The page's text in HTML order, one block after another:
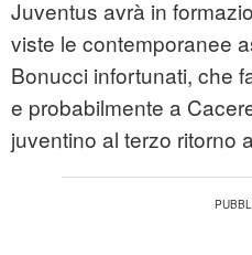
Juventus avrà in
viste le contemporanee
Bonucci infortunati, che
e probabilmente a
juventino al terzo ritorno